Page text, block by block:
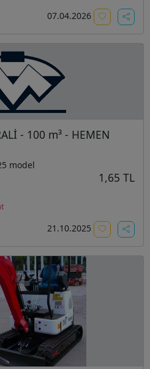
07.04.2026
- 100 m³ - HEMEN
model
1,65 TL
21.10.2025